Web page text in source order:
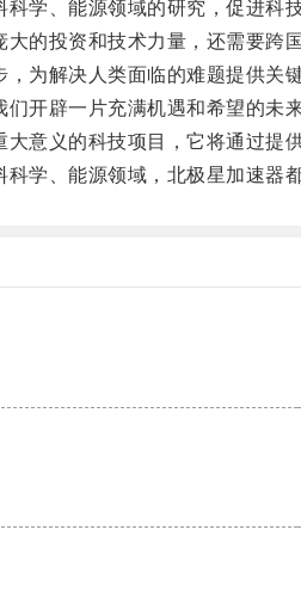
、能源领域的研究，促进科技
投资和技术力量，还需要跨国
解决人类面临的难题提供关键
开辟一片充满机遇和希望的未来
义的科技项目，它将通过提
、能源领域，北极星加速器